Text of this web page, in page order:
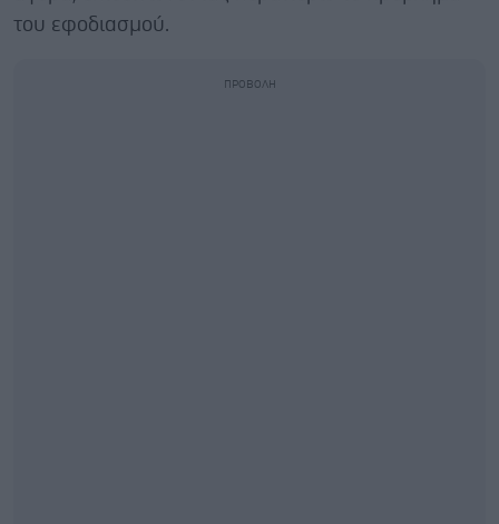
του εφοδιασμού.